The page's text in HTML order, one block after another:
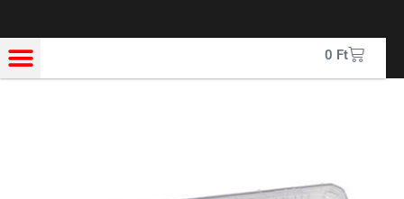
0 Ft